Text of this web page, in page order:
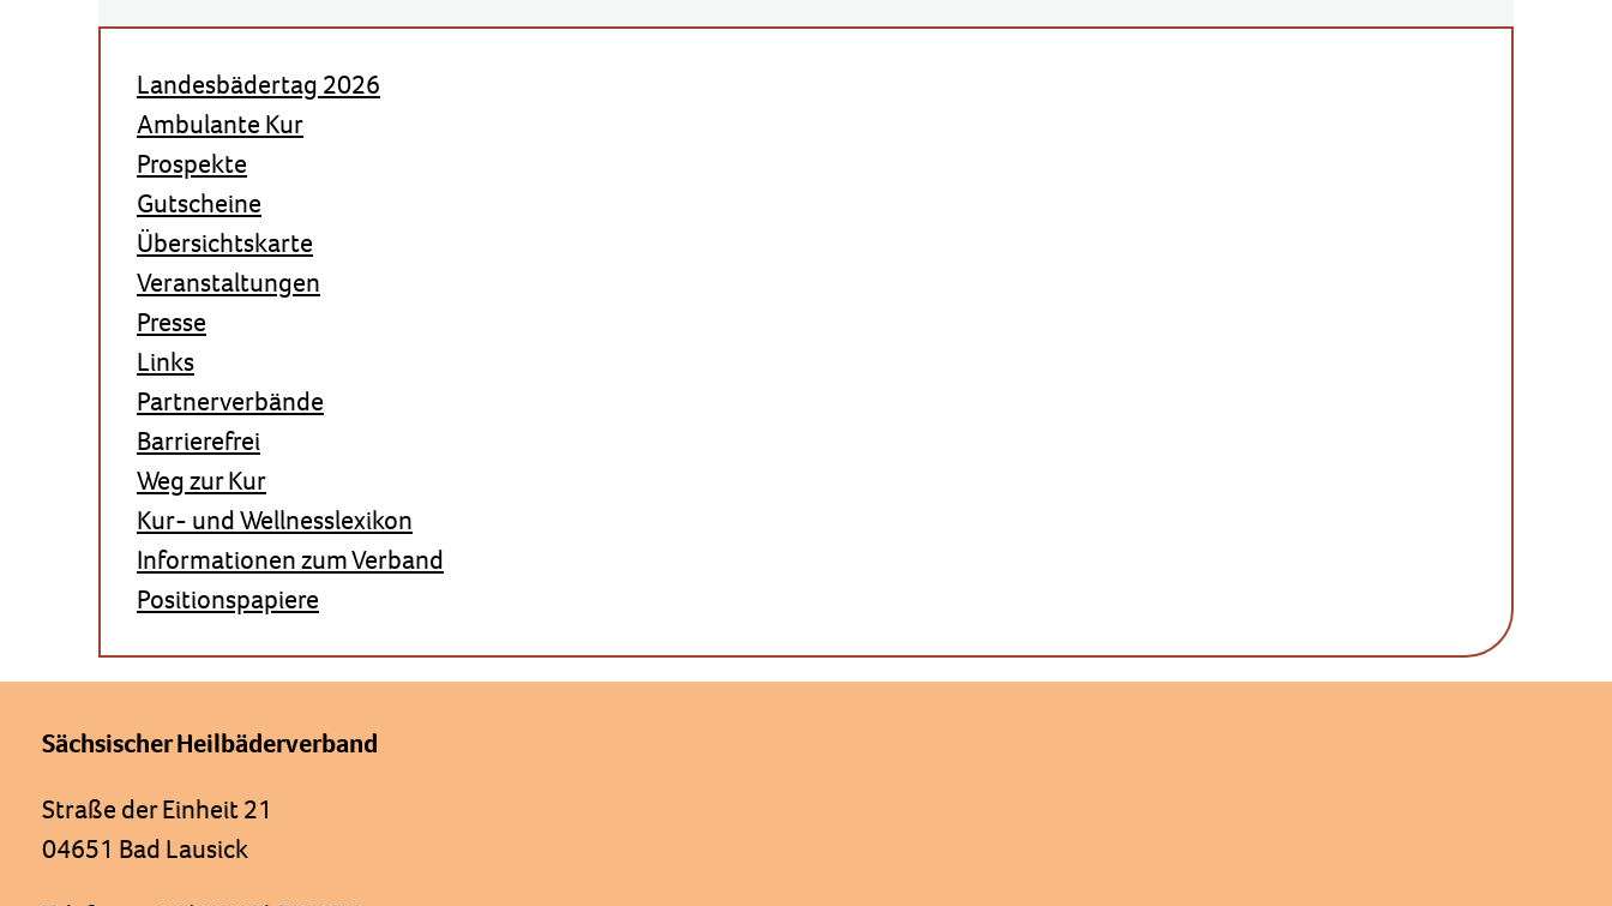
Landesbädertag 2026
Ambulante Kur
Prospekte
Gutscheine
Übersichtskarte
Veranstaltungen
Presse
Links
Partnerverbände
Barrierefrei
Weg zur Kur
Kur- und Wellnesslexikon
Informationen zum Verband
Positionspapiere
Sächsischer Heilbäderverband
Straße der Einheit 21
04651 Bad Lausick